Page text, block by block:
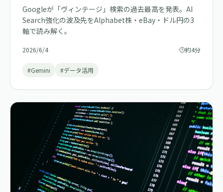
Googleが「ヴィンテージ」検索の過去最高を発表。AI
Search強化の波及先をAlphabet株・eBay・ドル円の3
軸で読み解く。
2026/6/4 約4分
#Gemini #データ活用